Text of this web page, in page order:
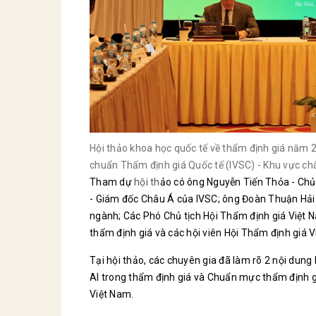
Hội thảo khoa học quốc tế về thẩm định giá năm
chuẩn Thẩm định giá Quốc tế (IVSC) - Khu vực
Tham dự hội thảo có ông Nguyễn Tiến Thỏa -
- Giám đốc Châu Á của IVSC; ông Đoàn Thuận
ngành; Các Phó Chủ tịch Hội Thẩm định giá Việt
thẩm định giá và các hội viên Hội Thẩm định giá
Tại hội thảo, các chuyên gia đã làm rõ 2 nội
AI trong thẩm định giá và Chuẩn mực thẩm định
Việt Nam.